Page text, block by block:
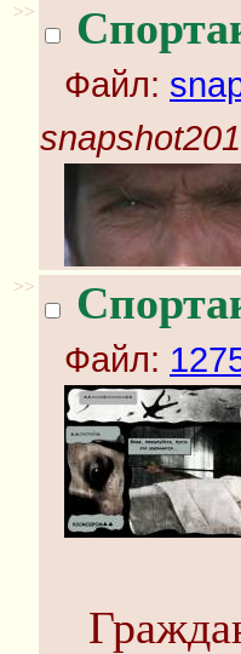
>>
Файл:
>>
Файл: